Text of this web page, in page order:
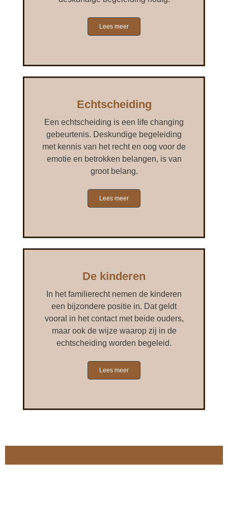
Lees meer
Echtscheiding
Een echtscheiding is een life changing
gebeurtenis. Deskundige begeleiding
met kennis van het recht en oog voor de
emotie en betrokken belangen, is van
groot belang.
Lees meer
De kinderen
In het familierecht nemen de kinderen
een bijzondere positie in. Dat geldt
vooral in het contact met beide ouders,
maar ook de wijze waarop zij in de
echtscheiding worden begeleid.
Lees meer